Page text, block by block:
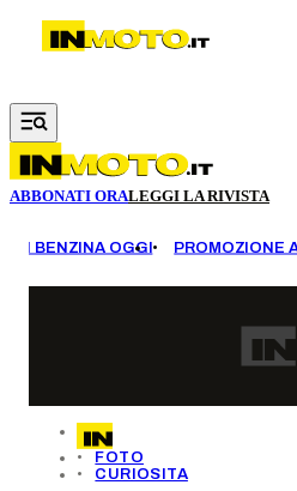
Vai al contenuto principale
ABBONATI ORALEGGI LA RIVISTA
BENZINA OGGI PROMOZIONE
FOTO
CURIOSITA